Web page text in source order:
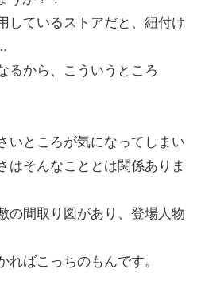
しているストアだと、紐付け
るから、こういうところ
いところが気になってしまい
はそんなこととは関係ありま
の間取り図があり、登場人物
ばこっちのもんです。